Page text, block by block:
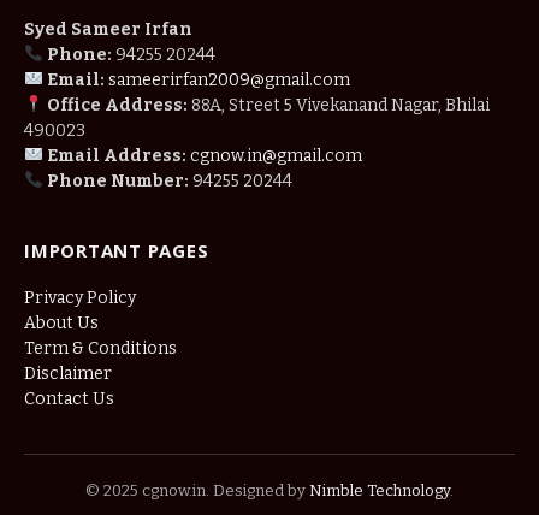
Syed Sameer Irfan
Phone: 94255 20244
Email: sameerirfan2009@gmail.com
Office Address: 88A, Street 5 Vivekanand Nagar, Bhilai
490023
Email Address: cgnow.in@gmail.com
Phone Number: 94255 20244
IMPORTANT PAGES
Privacy Policy
About Us
Term & Conditions
Disclaimer
Contact Us
© 2025 cgnow.in. Designed by Nimble Technology.